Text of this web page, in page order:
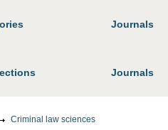
Journals
Journals
Criminal law sciences